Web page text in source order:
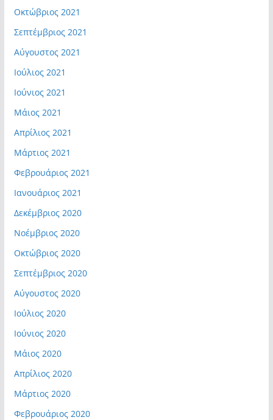
Οκτώβριος 2021
Σεπτέμβριος 2021
Αύγουστος 2021
Ιούλιος 2021
Ιούνιος 2021
Μάιος 2021
Απρίλιος 2021
Μάρτιος 2021
Φεβρουάριος 2021
Ιανουάριος 2021
Δεκέμβριος 2020
Νοέμβριος 2020
Οκτώβριος 2020
Σεπτέμβριος 2020
Αύγουστος 2020
Ιούλιος 2020
Ιούνιος 2020
Μάιος 2020
Απρίλιος 2020
Μάρτιος 2020
Φεβρουάριος 2020